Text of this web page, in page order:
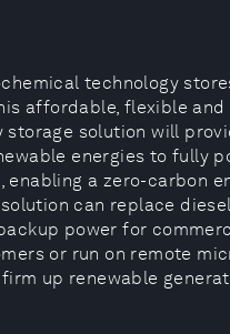
technology
affordable, flexible and
storage solution will
energies to fully
enabling a zero-carbon
can replace diesel
power for
or run on remote
up renewable